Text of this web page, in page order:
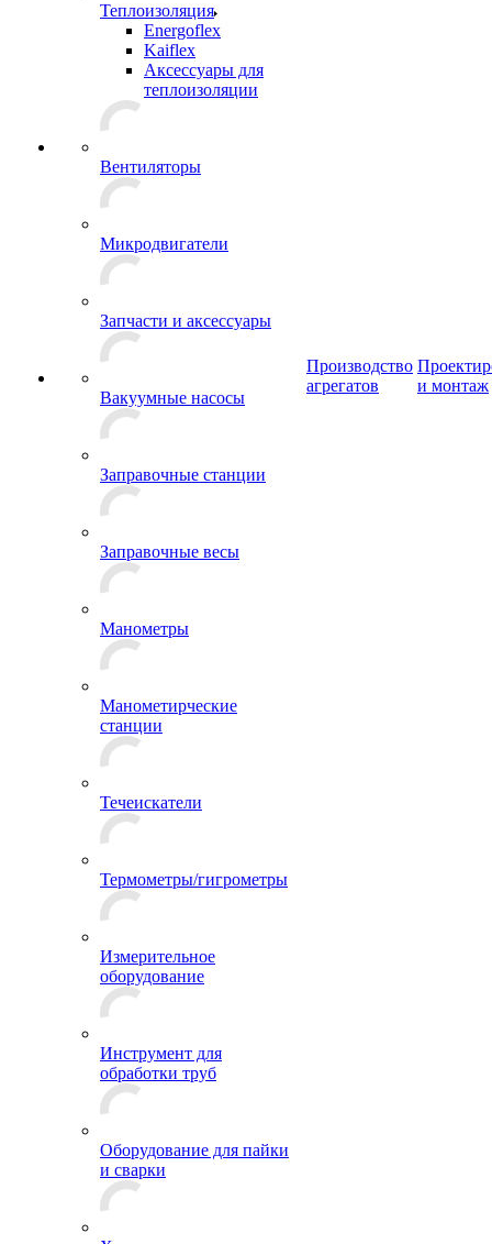
Теплоизоляция
Energoflex
Kaiflex
Аксессуары для
теплоизоляции
Вентиляторы
Микродвигатели
Запчасти и аксессуары
Вакуумные насосы
Заправочные станции
Заправочные весы
Манометры
Манометирческие
станции
Течеискатели
Термометры/гигрометры
Измерительное
оборудование
Инструмент для
обработки труб
Оборудование для пайки
и сварки
Производство
агрегатов
и монтаж